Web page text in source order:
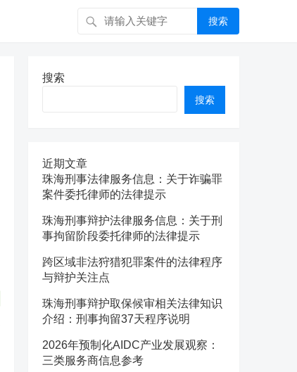
搜索
搜索
搜索
近期文章
珠海刑事法律服务信息：关于诈骗罪
案件委托律师的法律提示
珠海刑事辩护法律服务信息：关于刑
事拘留阶段委托律师的法律提示
跨区域非法狩猎犯罪案件的法律程序
与辩护关注点
珠海刑事辩护取保候审相关法律知识
介绍：刑事拘留37天程序说明
2026年预制化AIDC产业发展观察：
三类服务商信息参考